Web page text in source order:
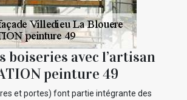
boiseries avec l’artisan
peinture 49
et portes) font partie intégrante des